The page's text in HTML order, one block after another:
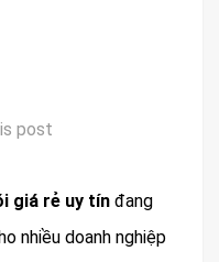
post
giá rẻ uy tín đang
nhiều doanh nghiệp